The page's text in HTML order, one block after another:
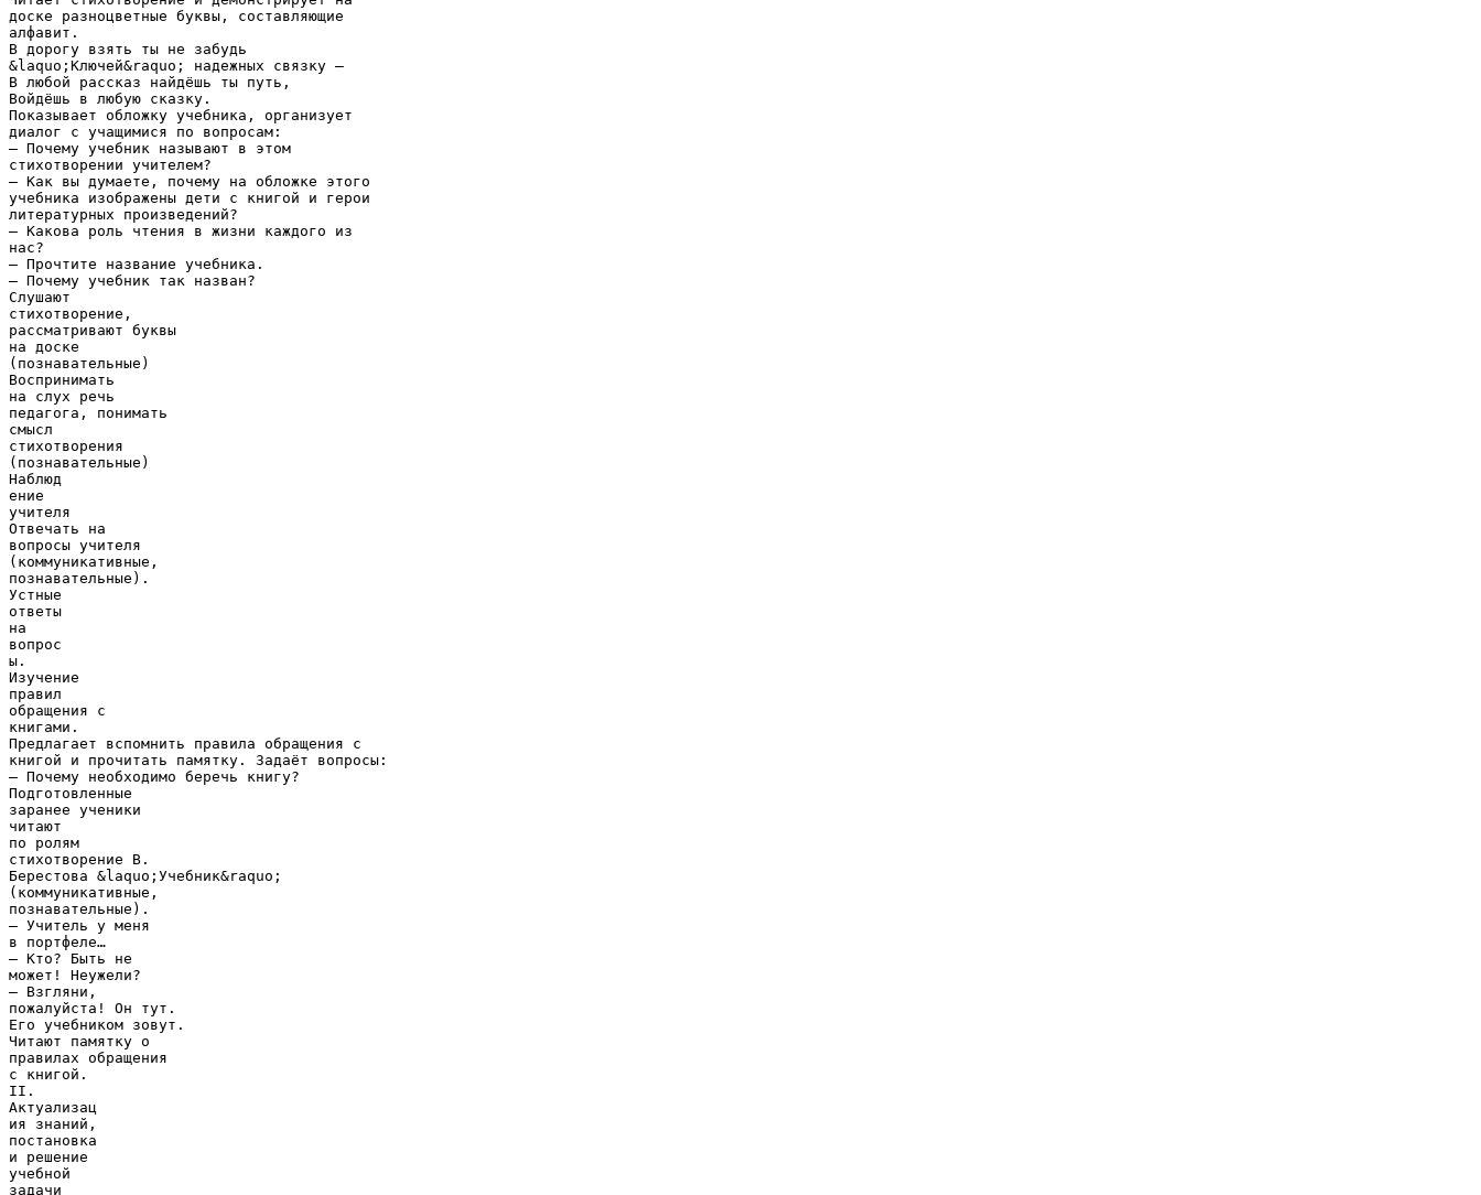
доске разноцветные буквы, составляющие
алфавит.
В дорогу взять ты не забудь
&laquo;Ключей&raquo; надежных связку –
В любой рассказ найдёшь ты путь,
Войдёшь в любую сказку.
Показывает обложку учебника, организует
диалог с учащимися по вопросам:
– Почему учебник называют в этом
стихотворении учителем?
– Как вы думаете, почему на обложке этого
учебника изображены дети с книгой и герои
литературных произведений?
– Какова роль чтения в жизни каждого из
нас?
– Прочтите название учебника.
– Почему учебник так назван?
Слушают
стихотворение,
рассматривают буквы
на доске
(познавательные)
Воспринимать
на слух речь
педагога, понимать
смысл
стихотворения
(познавательные)
Наблюд
ение
учителя
Отвечать на
вопросы учителя
(коммуникативные,
познавательные).
Устные
ответы
на
вопрос
ы.
Изучение
правил
обращения с
книгами.
Предлагает вспомнить правила обращения с
книгой и прочитать памятку. Задаёт вопросы:
– Почему необходимо беречь книгу?
Подготовленные
заранее ученики
читают
по ролям
стихотворение В.
Берестова &laquo;Учебник&raquo;
(коммуникативные,
познавательные).
– Учитель у меня
в портфеле…
– Кто? Быть не
может! Неужели?
– Взгляни,
пожалуйста! Он тут.
Его учебником зовут.
Читают памятку о
правилах обращения
с книгой.
II.
Актуализац
ия знаний,
постановка
и решение
учебной
задачи